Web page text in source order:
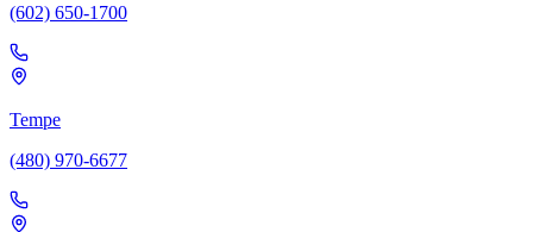
(602) 650-1700
Tempe
(480) 970-6677